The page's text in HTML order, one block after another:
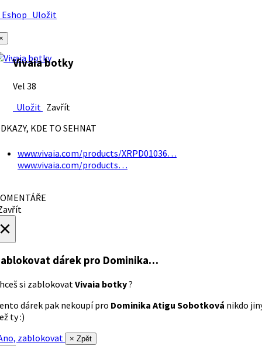
Uložit
Vivaia botky
Vel 38
Uložit Zavřít
KDE TO SEHNAT
www.vivaia.com/products/XRPD01036…
www.vivaia.com/products…
dárek pro Dominika…
si zablokovatVivaia botky?
dárek pak nekoupí pro Dominika Atigu Sobotková nikdo
ty :)
zablokovat
× Zpět